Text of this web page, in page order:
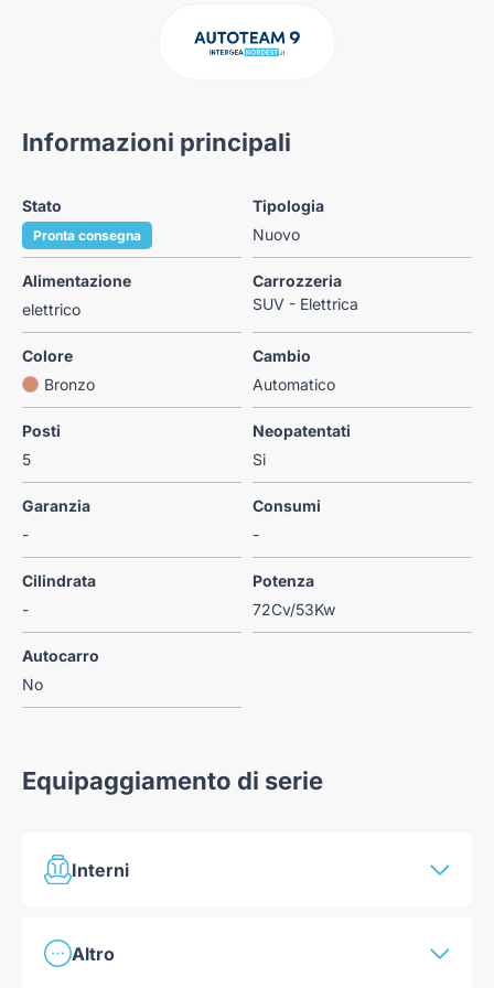
Informazioni principali
Stato
Pronta consegna
Tipologia
Nuovo
Alimentazione
elettrico
Carrozzeria
SUV - Elettrica
Colore
Bronzo
Cambio
Automatico
Posti
5
Neopatentati
Si
Garanzia
-
Consumi
-
Cilindrata
-
Potenza
72Cv/53Kw
Autocarro
No
Equipaggiamento di serie
Interni
Vano portaoggetti aperto
Altro